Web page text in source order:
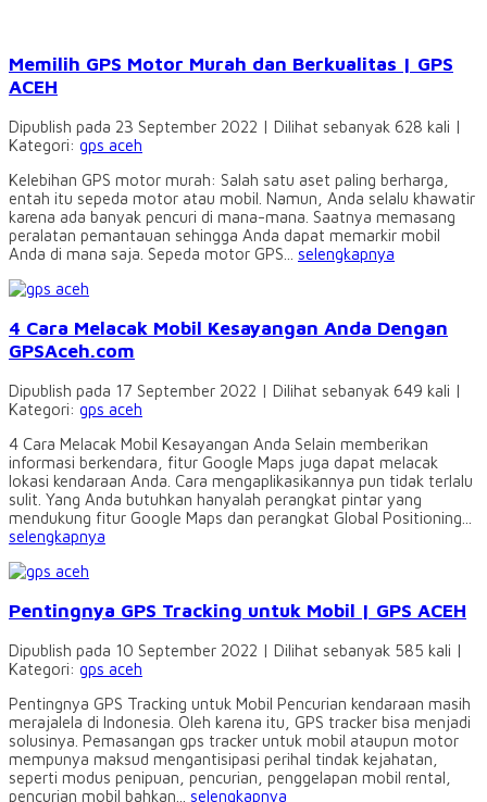
Memilih GPS Motor Murah dan Berkualitas | GPS
ACEH
Dipublish pada 23 September 2022 | Dilihat sebanyak 628 kali |
Kategori: gps aceh
Kelebihan GPS motor murah: Salah satu aset paling berharga,
entah itu sepeda motor atau mobil. Namun, Anda selalu khawatir
karena ada banyak pencuri di mana-mana. Saatnya memasang
peralatan pemantauan sehingga Anda dapat memarkir mobil
Anda di mana saja. Sepeda motor GPS... selengkapnya
4 Cara Melacak Mobil Kesayangan Anda Dengan
GPSAceh.com
Dipublish pada 17 September 2022 | Dilihat sebanyak 649 kali |
Kategori: gps aceh
4 Cara Melacak Mobil Kesayangan Anda Selain memberikan
informasi berkendara, fitur Google Maps juga dapat melacak
lokasi kendaraan Anda. Cara mengaplikasikannya pun tidak terlalu
sulit. Yang Anda butuhkan hanyalah perangkat pintar yang
mendukung fitur Google Maps dan perangkat Global Positioning...
selengkapnya
Pentingnya GPS Tracking untuk Mobil | GPS ACEH
Dipublish pada 10 September 2022 | Dilihat sebanyak 585 kali |
Kategori: gps aceh
Pentingnya GPS Tracking untuk Mobil Pencurian kendaraan masih
merajalela di Indonesia. Oleh karena itu, GPS tracker bisa menjadi
solusinya. Pemasangan gps tracker untuk mobil ataupun motor
mempunya maksud mengantisipasi perihal tindak kejahatan,
seperti modus penipuan, pencurian, penggelapan mobil rental,
pencurian mobil bahkan... selengkapnya